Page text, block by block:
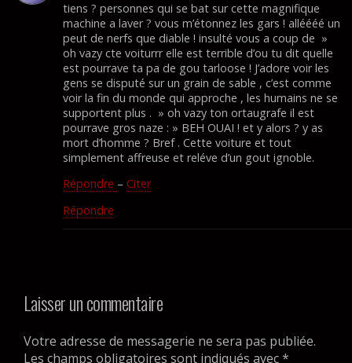
tiens ? personnes qui se bat sur cette magnifique
machine a laver ? vous m’étonnez les gars ! alléééé un
peut de nerfs que diable ! insulté vous a coup de »
oh vazy cte voiturrr elle est terrible d’ou tu dit quelle
est pourrave ta pa de gou tarloose ! J’adore voir les
gens se disputé sur un grain de sable , c’est comme
voir la fin du monde qui approche , les humains ne se
supportent plus . » oh vazy ton ortaugrafe il est
pourrave gros naze : » BEH OUAI ! et y alors ? y as
mort d’homme ? Bref . Cette voiture et tout
simplement affreuse et reléve d’un gout ignoble.
Répondre – Citer
Répondre
Laisser un commentaire
Votre adresse de messagerie ne sera pas publiée.
Les champs obligatoires sont indiqués avec*